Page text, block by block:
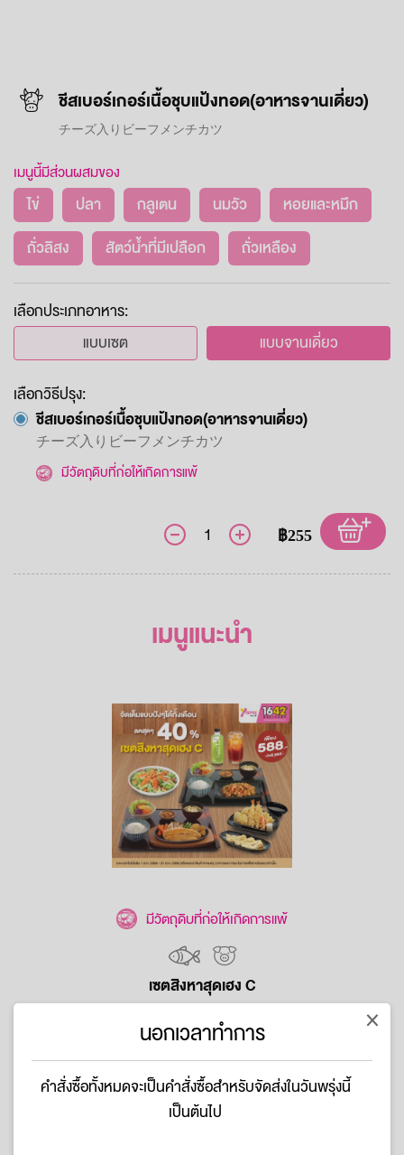
ชีสเบอร์เกอร์เนื้อชุบแป้งทอด(อาหารจานเดี่ยว)
チーズ入りビーフメンチカツ
เมนูนี้มีส่วนผสมของ
ไข่ ปลา กลูเตน นมวัว
หอยและหมึก
ถั่วลิสง
สัตว์น้ำที่มีเปลือก ถั่วเหลือง
เลือกประเภทอาหาร:
แบบเซต แบบจานเดี่ยว
เลือกวิธีปรุง:
ชีสเบอร์เกอร์เนื้อชุบแป้งทอด(อาหารจานเดี่ยว)
チーズ入りビーフメンチカツ
มีวัตถุดิบที่ก่อให้เกิดการแพ้
฿255
เมนูแนะนำ
มีวัตถุดิบที่ก่อให้เกิดการแพ้
เซตสิงหาสุดเฮง C
฿ 588
×
นอกเวลาทำการ
คำสั่งซื้อทั้งหมดจะเป็นคำสั่งซื้อสำหรับจัดส่งในวันพรุ่งนี้
เป็นต้นไป